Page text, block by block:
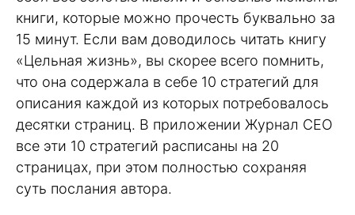
книги, которые можно прочесть буквально за
15 минут. Если вам доводилось читать книгу
«Цельная жизнь», вы скорее всего помнить,
что она содержала в себе 10 стратегий для
описания каждой из которых потребовалось
десятки страниц. В приложении Журнал СЕО
все эти 10 стратегий расписаны на 20
страницах, при этом полностью сохраняя
суть послания автора.